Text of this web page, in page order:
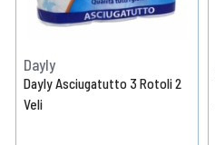
Dayly
Dayly Asciugatutto 3 Rotoli 2
Veli